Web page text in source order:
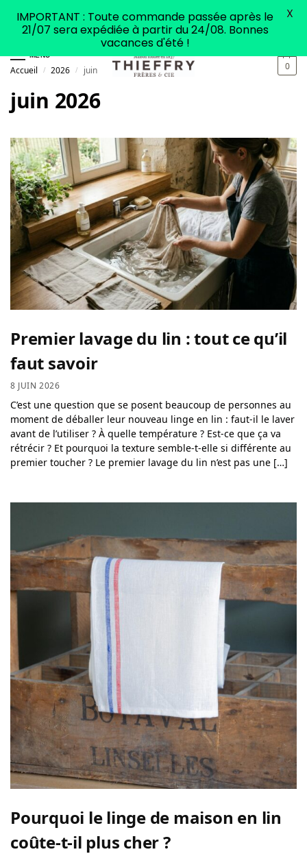
MENU
0
Accueil / 2026 / juin
juin 2026
Premier lavage du lin : tout ce qu’il
faut savoir
8 JUIN 2026
C’est une question que se posent beaucoup de personnes au
moment de déballer leur nouveau linge en lin : faut-il le laver
avant de l’utiliser ? À quelle température ? Est-ce que ça va
rétrécir ? Et pourquoi la texture semble-t-elle si différente au
premier toucher ? Le premier lavage du lin n’est pas une […]
Pourquoi le linge de maison en lin
coûte-t-il plus cher ?
IMPORTANT : Toute commande passée après le
21/07 sera expédiée à partir du 24/08. Bonnes
vacances d'été !
X